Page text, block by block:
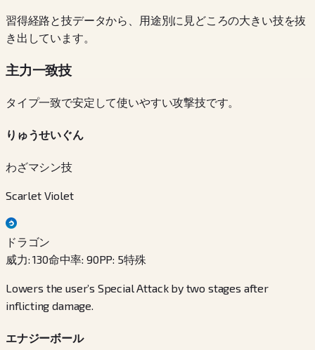
習得経路と技データから、用途別に見どころの大きい技を抜
き出しています。
主力一致技
タイプ一致で安定して使いやすい攻撃技です。
りゅうせいぐん
わざマシン技
Scarlet Violet
ドラゴン
威力:130命中率: 90PP: 5特殊
Lowers the user’s Special Attack by two stages after
inflicting damage.
エナジーボール